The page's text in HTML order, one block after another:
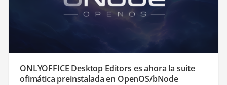
ONLYOFFICE Desktop Editors es ahora la suite
ofimática preinstalada en OpenOS/bNode